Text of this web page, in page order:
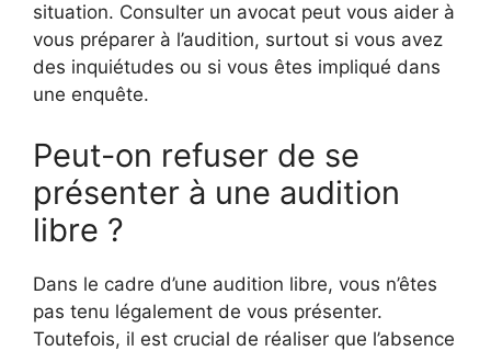
situation. Consulter un avocat peut vous aider à
vous préparer à l’audition, surtout si vous avez
des inquiétudes ou si vous êtes impliqué dans
une enquête.
Peut-on refuser de se
présenter à une audition
libre ?
Dans le cadre d’une audition libre, vous n’êtes
pas tenu légalement de vous présenter.
Toutefois, il est crucial de réaliser que l’absence